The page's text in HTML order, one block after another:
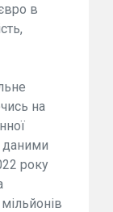
в
на
даними
року